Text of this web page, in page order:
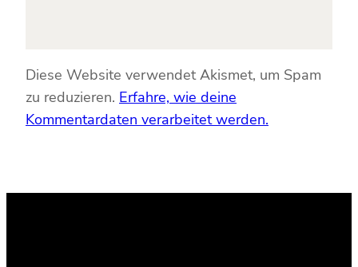
Diese Website verwendet Akismet, um Spam
zu reduzieren. Erfahre, wie deine
Kommentardaten verarbeitet werden.